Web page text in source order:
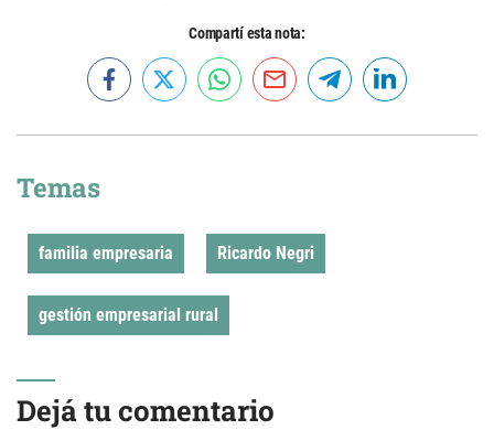
Compartí esta nota:
Temas
familia empresaria Ricardo Negri
gestión empresarial rural
Dejá tu comentario